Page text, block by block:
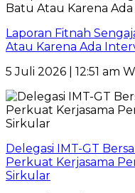
Laporan Fitnah
Atau Karena Ada
5 Juli 2026 | 12:51 am
Delegasi IMT-GT
Perkuat Kerjasama
Sirkular